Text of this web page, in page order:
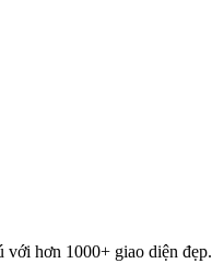
hơn 1000+ giao diện đẹp.